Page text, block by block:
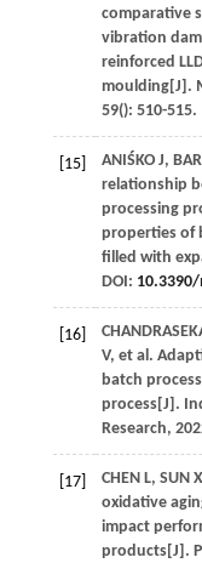
comparative
vibration
reinforced
moulding[J].
59(): 510-515.
[15] ANIŚKO J,
relationship
processing
properties of
filled with
DOI:
[16]
V, et al.
batch
process[J].
Research,
[17] CHEN L, SUN X
oxidative
impact
products[J].